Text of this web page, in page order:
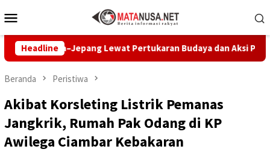
ke
Mobile
HeadlineLewat Pertukaran Budaya dan Aksi Peduli
Beranda Peristiwa
Akibat Korsleting Listrik Pemanas
Jangkrik, Rumah Pak Odang di KP
Awilega Ciambar Kebakaran